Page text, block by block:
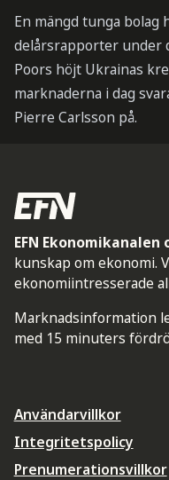
En mängd tunga bolag
delårsrapporter under
Poors höjt Ukrainas
marknaderna i dag
Pierre Carlsson på.
EFN
kunskap om ekonomi.
ekonomiintresserade
Marknadsinformation
med 15 minuters
Användarvillkor
Integritetspolicy
Prenumerationsvillkor